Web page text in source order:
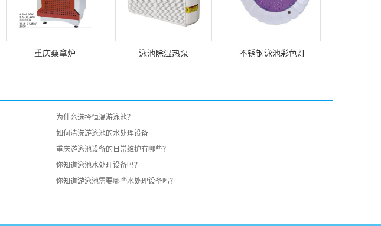
重庆桑拿炉 泳池除湿热泵 不锈钢泳池彩色灯
为什么选择恒温游泳池？
如何清洗游泳池的水处理设备
重庆游泳池设备的日常维护有哪些？
你知道泳池水处理设备吗？
你知道游泳池需要哪些水处理设备吗？